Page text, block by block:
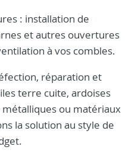
: installation de
et autres ouvertures
à vos combles.
réparation et
terre cuite, ardoises
ou matériaux
la solution au style de